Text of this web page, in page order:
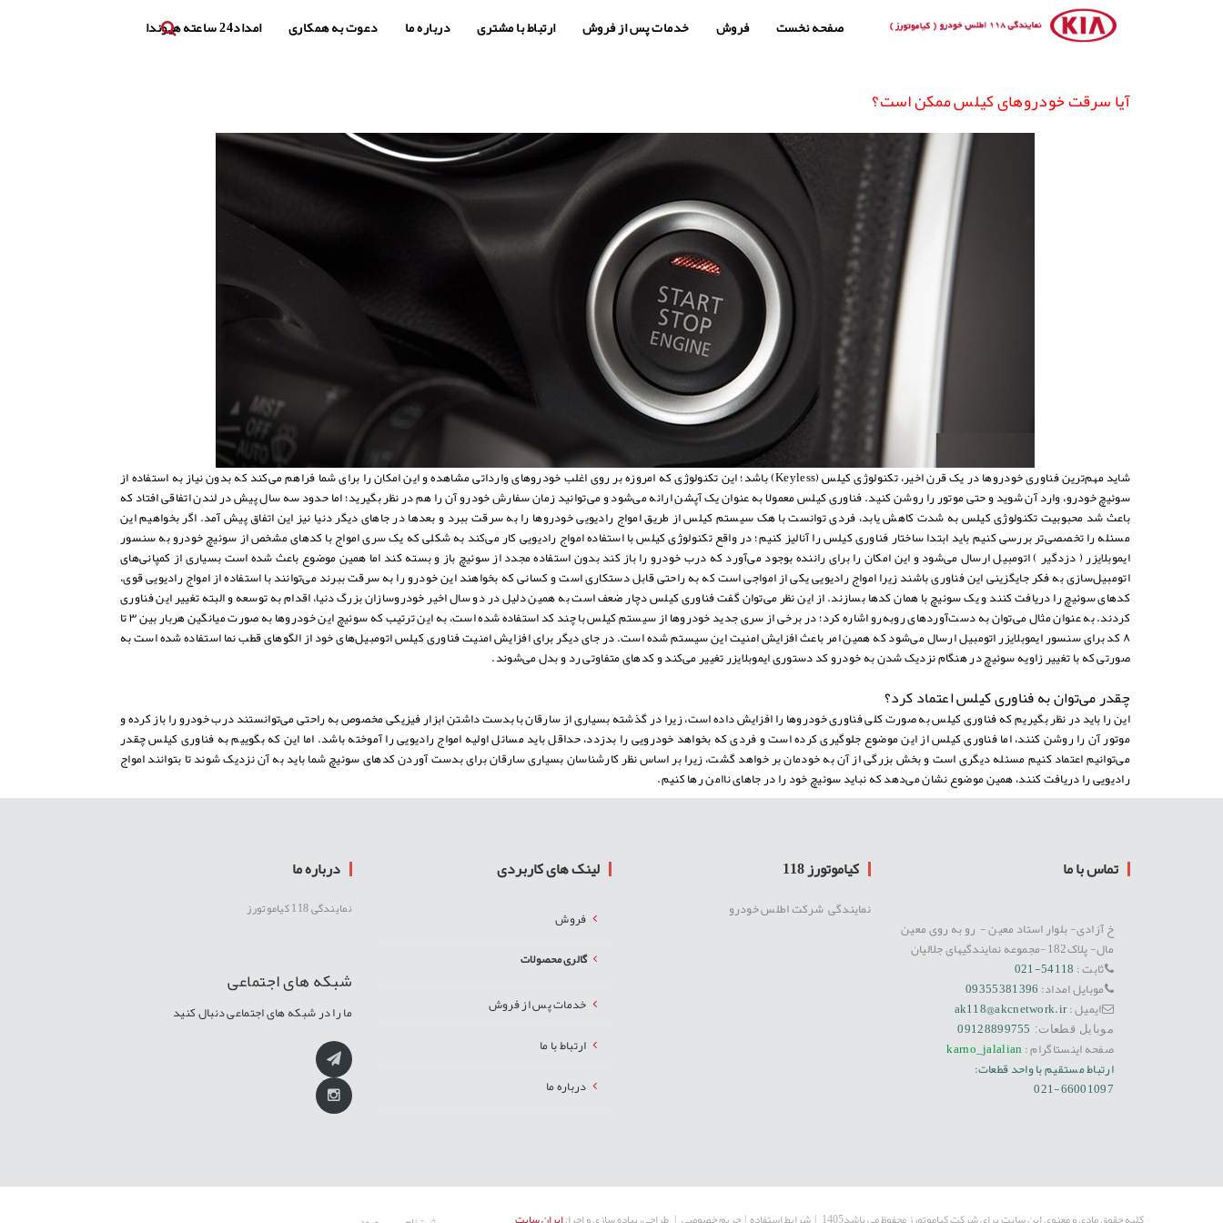
صفحه نخست فروش خدمات پس از فروش ارتباط با مشتری درباره ما دعوت به همکاری امداد24 ساعته هیوندا
آیا سرقت‌ خودرو‌های کیلس ممکن است؟
شاید مهم‌ترین فناوری خودرو‌ها در یک قرن اخیر، تکنولوژی کیلس (Keyless) باشد؛ این تکنولوژی که امروزه بر روی اغلب خودرو‌های وارداتی مشاهده و این امکان را برای شما فراهم می‌کند که بدون نیاز به استفاده از
سوئیچ خودرو، وارد آن شوید و حتی موتور را روشن کنید. فناوری کیلس معمولا به عنوان یک آپشن ارائه می‌شود و می‌توانید زمان سفارش خودرو آن را هم در نظر بگیرید؛ اما حدود سه سال پیش در لندن اتفاقی افتاد که
باعث شد محبوبیت تکنولوژی کیلس به شدت کاهش یابد، فردی توانست با هک سیستم کیلس از طریق امواج رادیویی خودرو‌ها را به سرقت ببرد و بعد‌ها در جاهای دیگر دنیا نیز این اتفاق پیش آمد. اگر بخواهیم این
مسئله را تخصصی‌تر بررسی کنیم باید ابتدا ساختار فناوری کیلس را آنالیز کنیم؛ در واقع تکنولوژی کیلس با استفاده امواج رادیویی کار می‌کند به شکلی که یک سری امواج با کد‌های مشخص از سوئیچ خودرو به سنسور
ایموبلایزر ( دزدگیر ) اتومبیل ارسال می‌شود و این امکان را برای راننده بوجود می‌آورد که درب خودرو را باز کند بدون استفاده مجدد از سوئیچ باز و بسته کند اما همین موضوع باعث شده است بسیاری از کمپانی‌های
اتومبیل‌سازی به فکر جایگزینی این فناوری باشند زیرا امواج رادیویی یکی از امواجی است که به راحتی قابل دستکاری است و کسانی که بخواهند این خودرو را به سرقت ببرند می‌توانند با استفاده از امواج رادیویی قوی،
کد‌های سوئیچ را دریافت کنند و یک سوئیچ با همان کد‌ها بسازند. از این نظر می‌توان گفت فناوری کیلس دچار ضعف است به همین دلیل در دو سال اخیر خودروسازان بزرگ دنیا، اقدام به توسعه و البته تغییر این فناوری
کردند. به عنوان مثال می‌توان به دست‌آوردهای روبه‌رو اشاره کرد؛ در برخی از سری جدید خودرو‌ها از سیستم کیلس با چند کد استفاده شده است، به این ترتیب که سوئیچ این خودرو‌ها به صورت میانگین هربار بین ۳ تا
۸ کد برای سنسور ایموبلایزر اتومبیل ارسال می‌شود که همین امر باعث افزایش امنیت این سیستم شده است. در جای دیگر برای افزایش امنیت فناوری کیلس اتومبیل‌های خود از الگو‌های قطب نما استفاده شده است به
صورتی که با تغییر زاویه سوئیچ در هنگام نزدیک شدن به خودرو کد دستوری ایموبلایزر تغییر می‌کند و کد‌های متفاوتی رد و بدل می‌شوند.
چقدر می‌توان به فناوری کیلس اعتماد کرد؟
این را باید در نظر بگیریم که فناوری کیلس به صورت کلی فناوری خودرو‌ها را افزایش داده است، زیرا در گذشته بسیاری از سارقان با بدست داشتن ابزار فیزیکی مخصوص به راحتی می‌توانستند درب خودرو را باز کرده و
موتور آن را روشن کنند، اما فناوری کیلس از این موضوع جلوگیری کرده است و فردی که بخواهد خودرویی را بدزدد، حداقل باید مسائل اولیه امواج رادیویی را آموخته باشد. اما این که بگوییم به فناوری کیلس چقدر
می‌توانیم اعتماد کنیم مسئله دیگری است و بخش بزرگی از آن به خودمان بر خواهد گشت، زیرا بر اساس نظر کارشناسان بسیاری سارقان برای بدست آوردن کد‌های سوئیچ شما باید به آن نزدیک شوند تا بتوانند امواج
رادیویی را دریافت کنند، همین موضوع نشان می‌دهد که نباید سوئیچ خود را در جا‌های ناامن رها کنیم.
تماس با ما
خ آزادی- بلوار استاد معین - رو به روی معین
مال- پلاک182-مجموعه نمایندگیهای جلالیان
ثابت :54118-021
موبایل امداد:09355381396
ایمیل :ak118@akcnetwork.ir
موبایل قطعات: 09128899755
صفحه اینستاگرام :karno_jalalian
ارتباط مستقیم با واحد قطعات:
021-66001097
کیاموتورز 118
نمایندگی شرکت اطلس خودرو
لینک های کاربردی
فروش
گالری محصولات
خدمات پس از فروش
ارتباط با ما
درباره ما
درباره ما
نمایندگی 118 کیاموتورز
شبکه های اجتماعی
ما را در شبکه های اجتماعی دنبال کنید